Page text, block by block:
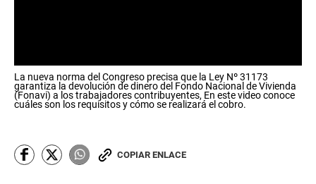
s
e
c
s
o
La nueva norma del Congreso precisa que la Ley Nº 31173
garantiza la devolución de dinero del Fondo Nacional de Vivienda
(Fonavi) a los trabajadores contribuyentes, En este video conoce
cuáles son los requisitos y cómo se realizará el cobro.
COPIAR ENLACE